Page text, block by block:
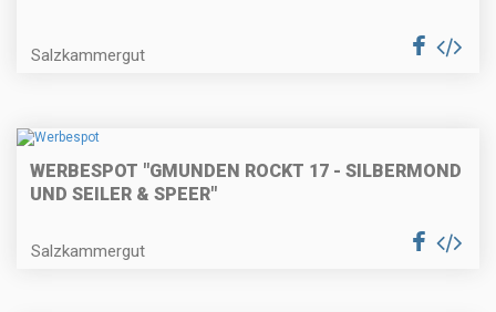
Salzkammergut
WERBESPOT "GMUNDEN ROCKT 17 - SILBERMOND
UND SEILER & SPEER"
Salzkammergut